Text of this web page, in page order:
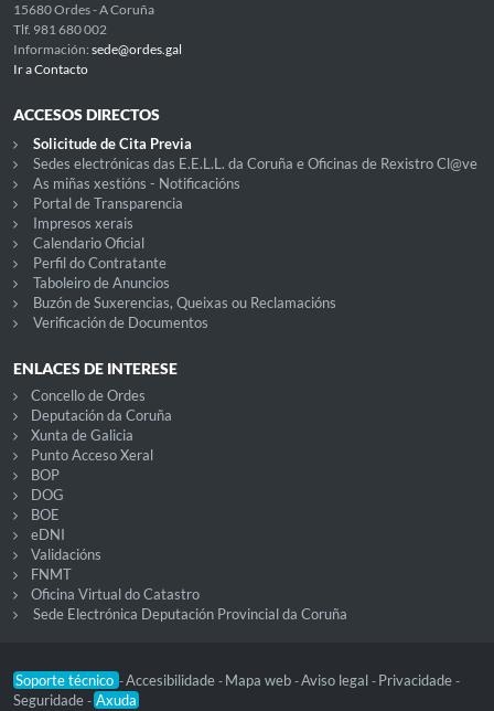
15680 Ordes - A Coruña
Tlf. 981 680 002
Información: sede@ordes.gal
Ir a Contacto
ACCESOS DIRECTOS
Solicitude de Cita Previa
Sedes electrónicas das E.E.L.L. da Coruña e Oficinas de Rexistro Cl@ve
As miñas xestións - Notificacións
Portal de Transparencia
Impresos xerais
Calendario Oficial
Perfil do Contratante
Taboleiro de Anuncios
Buzón de Suxerencias, Queixas ou Reclamacións
Verificación de Documentos
ENLACES DE INTERESE
Concello de Ordes
Deputación da Coruña
Xunta de Galicia
Punto Acceso Xeral
BOP
DOG
BOE
eDNI
Validacións
FNMT
Oficina Virtual do Catastro
Sede Electrónica Deputación Provincial da Coruña
Soporte técnico -Accesibilidade - Mapa web -Aviso legal - Privacidade -
Seguridade - Axuda